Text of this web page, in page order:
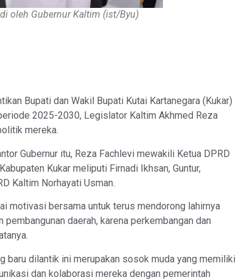
oleh Gubernur Kaltim (ist/Byu)
Bupati dan Wakil Bupati Kutai Kartanegara (Kukar)
2025-2030, Legislator Kaltim Akhmed Reza
mereka.
Gubernur itu, Reza Fachlevi mewakili Ketua DPRD
Kukar meliputi Firnadi Ikhsan, Guntur,
Kaltim Norhayati Usman.
motivasi bersama untuk terus mendorong lahirnya
daerah, karena perkembangan dan
baru dilantik ini merupakan sosok muda yang memiliki
dan kolaborasi mereka dengan pemerintah